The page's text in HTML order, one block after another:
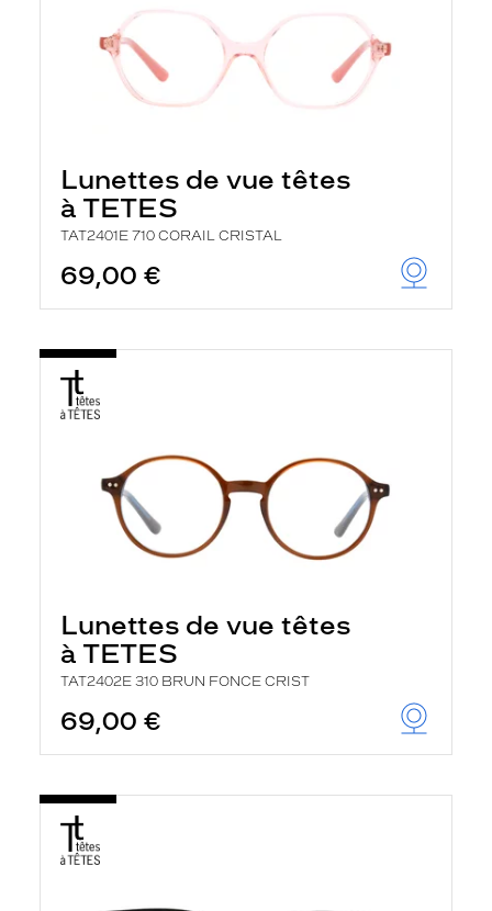
Lunettes de vue têtes
à TETES
TAT2401E 710 CORAIL CRISTAL
69,00 €
Lunettes de vue têtes
à TETES
TAT2402E 310 BRUN FONCE CRIST
69,00 €